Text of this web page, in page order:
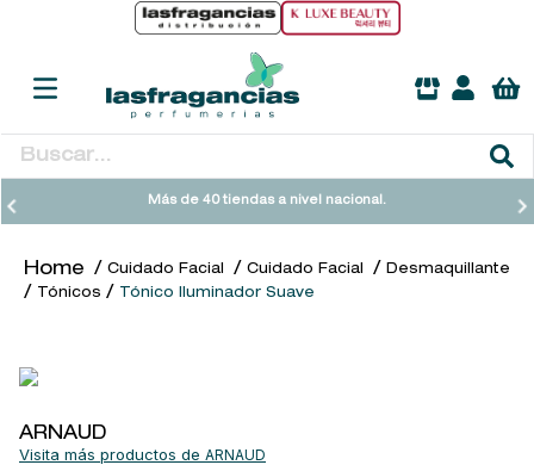
Buscar...
Más de 40 tiendas a nivel nacional.
Cuidado Facial Cuidado Facial
Desmaquillante
Tónicos
Tónico Iluminador Suave
ARNAUD
ARNAUD
TÉRMINOS MÁS BUSCADOS
2.
sol ipanema
4.
6.
woods of windsor